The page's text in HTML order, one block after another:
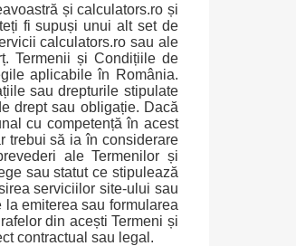
și calculators.ro și
fi supuși unui alt set de
calculators.ro sau ale
Termenii și Condițiile de
aplicabile în România.
sau drepturile stipulate
drept sau obligație. Dacă
cu competență în acest
trebui să ia în considerare
ale Termenilor și
sau statut ce stipulează
serviciilor site-ului sau
emiterea sau formularea
din acești Termeni și
contractual sau legal.